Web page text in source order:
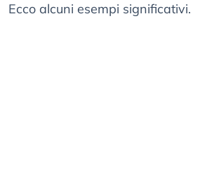
Ecco alcuni esempi significativi.